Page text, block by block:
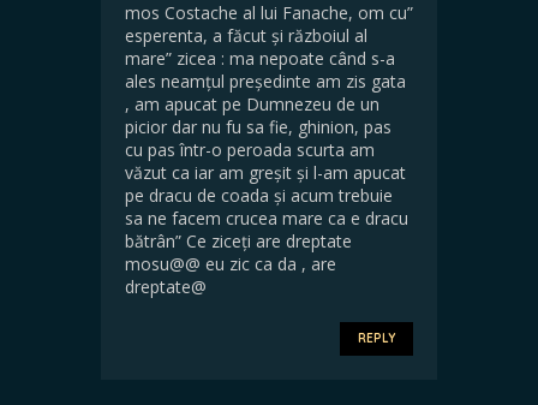
mos Costache al lui Fanache, om cu”
esperenta, a făcut și războiul al
mare” zicea : ma nepoate când s-a
ales neamțul președinte am zis gata
, am apucat pe Dumnezeu de un
picior dar nu fu sa fie, ghinion, pas
cu pas într-o peroada scurta am
văzut ca iar am greșit și l-am apucat
pe dracu de coada și acum trebuie
sa ne facem crucea mare ca e dracu
bătrân” Ce ziceți are dreptate
mosu@@ eu zic ca da , are
dreptate@
REPLY